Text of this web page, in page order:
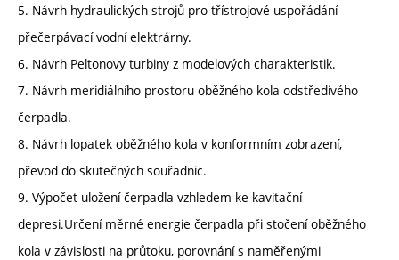
5. Návrh hydraulických strojů pro třístrojové uspořádání
přečerpávací vodní elektrárny.
6. Návrh Peltonovy turbiny z modelových charakteristik.
7. Návrh meridiálního prostoru oběžného kola odstředivého
čerpadla.
8. Návrh lopatek oběžného kola v konformním zobrazení,
převod do skutečných souřadnic.
9. Výpočet uložení čerpadla vzhledem ke kavitační
depresi.Určení měrné energie čerpadla při stočení oběžného
kola v závislosti na průtoku, porovnání s naměřenými